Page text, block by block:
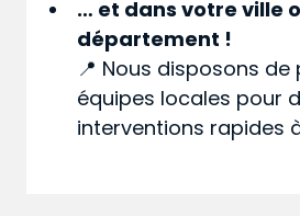
… et dans votreville
département !
📍 Nous disposons de
équipes locales pour
interventions rapides